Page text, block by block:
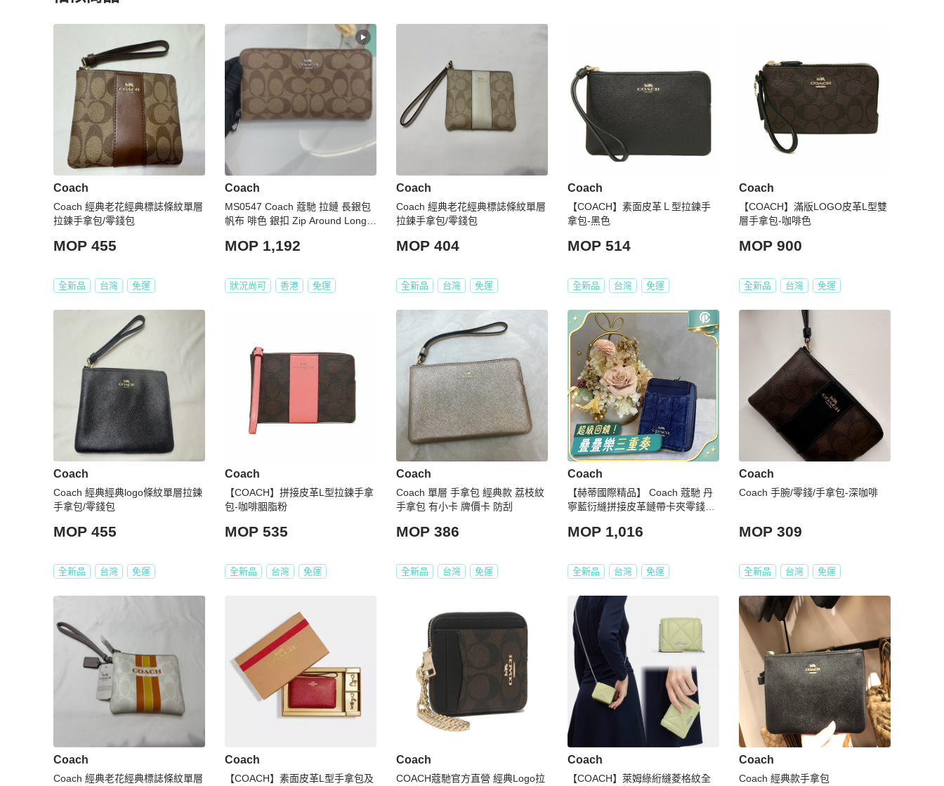
更多相似Coach女士錢包 / 小皮件 推薦精品
Coach
Coach 經典老花經典標誌條紋單層
拉鍊手拿包/零錢包
MOP 455
全新品 台灣 免運
Coach
MS0547 Coach 蔻馳 拉鏈 長銀包
帆布 啡色 銀扣 Zip Around Long
MOP 1,192
狀況尚可 香港 免運
Coach
Coach 經典老花經典標誌條紋單層
拉鍊手拿包/零錢包
MOP 404
全新品 台灣 免運
Coach
【COACH】素面皮革Ｌ型拉鍊手
拿包-黑色
MOP 514
全新品 台灣 免運
Coach
【COACH】滿版LOGO皮革L型雙
層手拿包-咖啡色
MOP 900
全新品 台灣 免運
Coach
Coach 經典經典logo條紋單層拉鍊
手拿包/零錢包
MOP 455
全新品 台灣 免運
Coach
【COACH】拼接皮革L型拉鍊手拿
包-咖啡胭脂粉
MOP 535
全新品 台灣 免運
Coach
Coach 單層 手拿包 經典款 荔枝紋
手拿包 有小卡 牌價卡 防刮
MOP 386
全新品 台灣 免運
Coach
【赫蒂國際精品】 Coach 蔻馳 丹
寧藍衍縫拼接皮革鏈帶卡夾零錢包
MOP 1,016
全新品 台灣 免運
Coach
Coach 手腕/零錢/手拿包-深咖啡
MOP 309
全新品 台灣 免運
Coach
Coach 經典老花經典標誌條紋單層
Coach
【COACH】素面皮革L型手拿包及
Coach
COACH蔻馳官方直營 經典Logo拉
Coach
【COACH】萊姆綠絎縫菱格紋全
Coach
Coach 經典款手拿包